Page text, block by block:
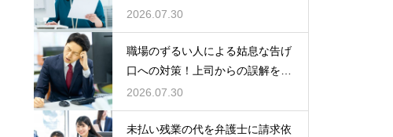
底解説
2026.07.30
職場のずるい人による姑息な告げ
口への対策！上司からの誤解を解
いて自分の身の潔白を証明する手
順
2026.07.30
未払い残業の代を弁護士に請求依